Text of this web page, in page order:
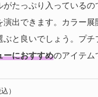
たっぷり入っているの
演出できます。カラー展
ぶと良いでしょう。プ
ーにおすすめのアイテム
）